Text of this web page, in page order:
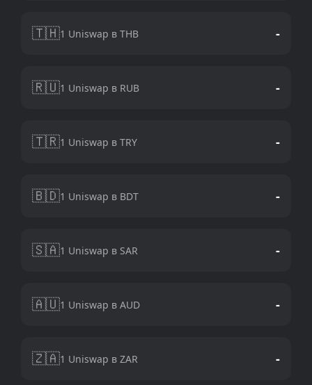
🇹🇭1 Uniswap в THB -
🇷🇺1 Uniswap в RUB -
🇹🇷1 Uniswap в TRY -
🇧🇩1 Uniswap в BDT -
🇸🇦1 Uniswap в SAR -
🇦🇺1 Uniswap в AUD -
🇿🇦1 Uniswap в ZAR -